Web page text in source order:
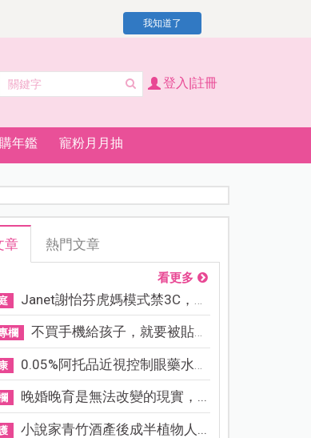
我知道了
登入|註冊
年鑑 寵粉月月抽
章 熱門文章
看更多
Janet謝怡芬虎媽模式禁3C，看...
欄 不買手機給孩子，就要被貼「...
0.05%阿托品近視控制眼藥水納...
晚婚晚育是無法改變的現實，...
小說家青竹酒產後成半植物人...